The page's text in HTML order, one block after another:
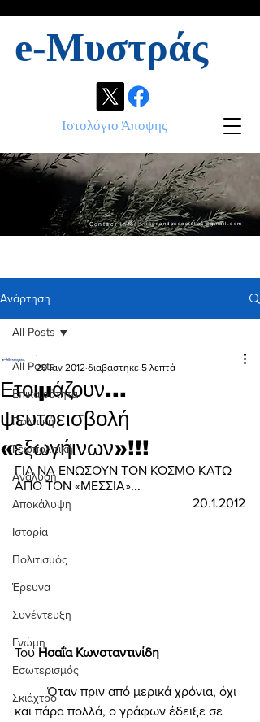
e-Μυστράς
Ιστολόγιο Άποψης
Contact info: ikonandassociates@gmail.com
Ανάρτηση
All Posts
Επικαιρότητα
Πολιτική
Γεωπολιτική
Ανάλυση
Αποκάλυψη
Ιστορία
Πολιτισμός
Έρευνα
Συνέντευξη
Γνώμη
Εσωτερισμός
Σκιάχτρο
All Posts
Ετοιμάζουν...
ψευτοεισβολή
«εξωγήινων»!!!
.
20 Ιαν 2012 διαβάστηκε 5 λεπτά
ΓΙΑ ΝΑ ΕΝΩΣΟΥΝ ΤΟΝ ΚΟΣΜΟ ΚΑΤΩ
ΑΠΟ ΤΟΝ «ΜΕΣΣΙΑ»...
20.1.2012
Του Ησαΐα Κωνσταντινίδη
	Όταν πριν από μερικά χρόνια, όχι
και πάρα πολλά, ο γράφων έδειξε σε